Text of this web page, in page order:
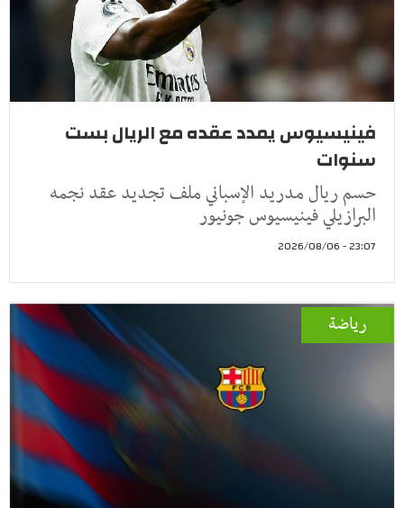
فينيسيوس يمدد عقده مع الريال بست
سنوات
حسم ريال مدريد الإسباني ملف تجديد عقد نجمه
البرازيلي فينيسيوس جونيور
23:07 - 2026/08/06
رياضة